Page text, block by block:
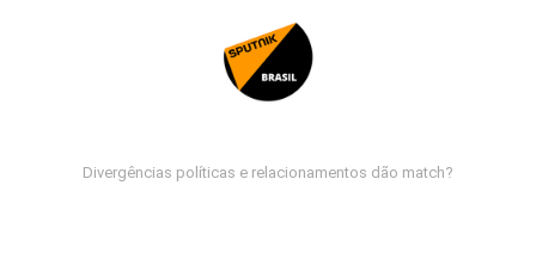
Divergências políticas e relacionamentos dão match?